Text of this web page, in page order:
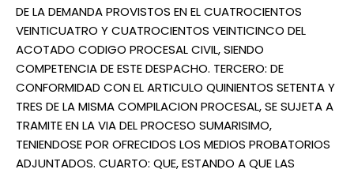
DE LA DEMANDA PROVISTOS EN EL CUATROCIENTOS
VEINTICUATRO Y CUATROCIENTOS VEINTICINCO DEL
ACOTADO CODIGO PROCESAL CIVIL, SIENDO
COMPETENCIA DE ESTE DESPACHO. TERCERO: DE
CONFORMIDAD CON EL ARTICULO QUINIENTOS SETENTA Y
TRES DE LA MISMA COMPILACION PROCESAL, SE SUJETA A
TRAMITE EN LA VIA DEL PROCESO SUMARISIMO,
TENIENDOSE POR OFRECIDOS LOS MEDIOS PROBATORIOS
ADJUNTADOS. CUARTO: QUE, ESTANDO A QUE LAS